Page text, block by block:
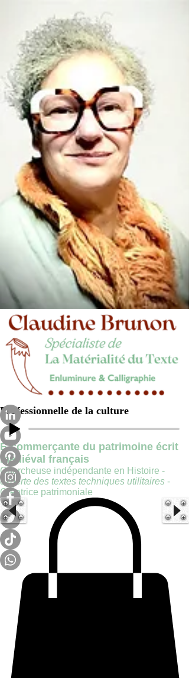
Professionnelle de la culture
E-commerçante du patrimoine écrit
médiéval français
Chercheuse indépendante en Histoire -
experte des textes techniques utilitaires -
Créatrice patrimoniale